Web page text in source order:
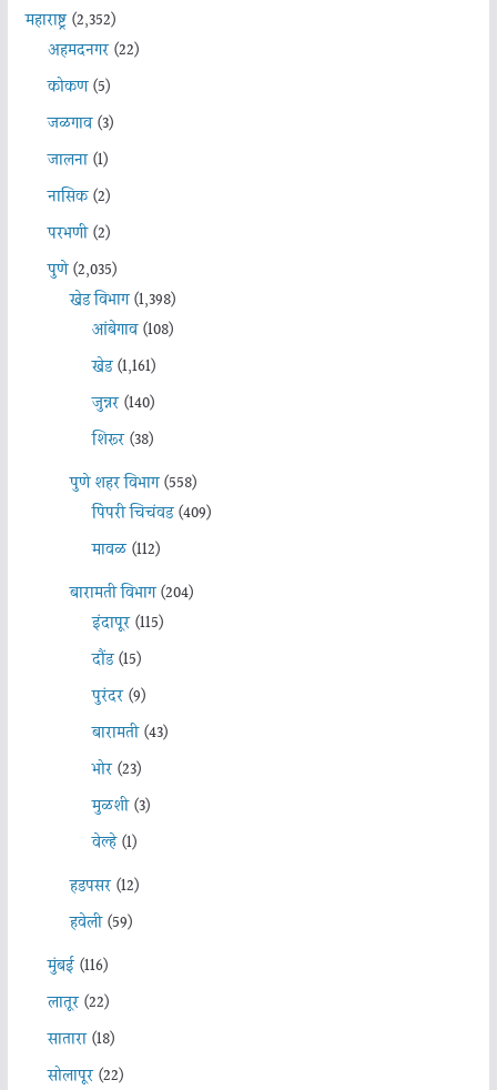
महाराष्ट्र(2,352)
अहमदनगर(22)
कोकण(5)
जळगाव(3)
जालना(1)
नासिक(2)
परभणी(2)
पुणे(2,035)
खेड विभाग(1,398)
आंबेगाव(108)
खेड(1,161)
जुन्नर(140)
शिरूर(38)
पुणे शहर विभाग(558)
पिंपरी चिचंवड(409)
मावळ(112)
बारामती विभाग(204)
इंदापूर(115)
दौंड(15)
पुरंदर(9)
बारामती(43)
भोर(23)
मुळशी(3)
वेल्हे(1)
हडपसर(12)
हवेली(59)
मुंबई(116)
लातूर(22)
सातारा(18)
सोलापूर(22)